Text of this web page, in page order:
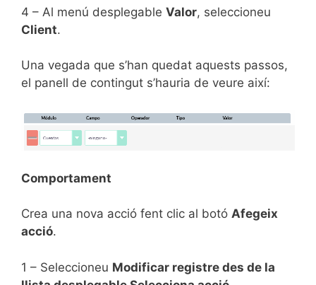
4 – Al menú desplegable Valor, seleccioneu
Client.
Una vegada que s’han quedat aquests passos,
el panell de contingut s’hauria de veure així:
Comportament
Crea una nova acció fent clic al botó Afegeix
acció.
1 – Seleccioneu Modificar registre des de la